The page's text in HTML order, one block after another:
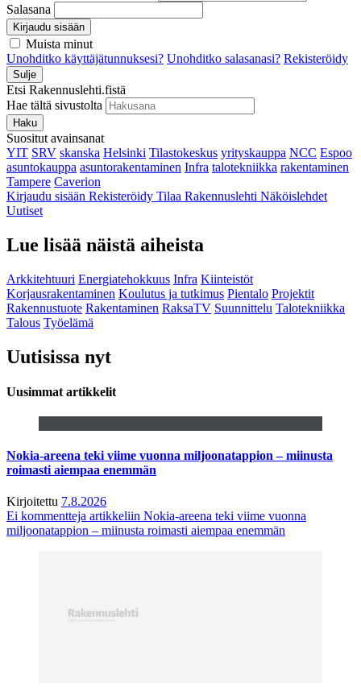
Salasana
Kirjaudu sisään
Muista minut
Unohditko käyttäjätunnuksesi? Unohditko salasanasi? Rekisteröidy
Sulje
Etsi Rakennuslehti.fistä
Hae tältä sivustolta
Haku
Suositut avainsanat
YIT SRV skanska Helsinki Tilastokeskus yrityskauppa NCC Espoo
asuntokauppa asuntorakentaminen Infra talotekniikka rakentaminen
Tampere Caverion
Kirjaudu sisään Rekisteröidy Tilaa Rakennuslehti Näköislehdet
Uutiset
Lue lisää näistä aiheista
Arkkitehtuuri Energiatehokkuus Infra Kiinteistöt
Korjausrakentaminen Koulutus ja tutkimus Pientalo Projektit
Rakennustuote Rakentaminen RaksaTV Suunnittelu Talotekniikka
Talous Työelämä
Uutisissa nyt
Uusimmat artikkelit
Nokia-areena teki viime vuonna miljoonatappion – miinusta
roimasti aiempaa enemmän
Kirjoitettu 7.8.2026
Ei kommentteja artikkeliin Nokia-areena teki viime vuonna
miljoonatappion – miinusta roimasti aiempaa enemmän